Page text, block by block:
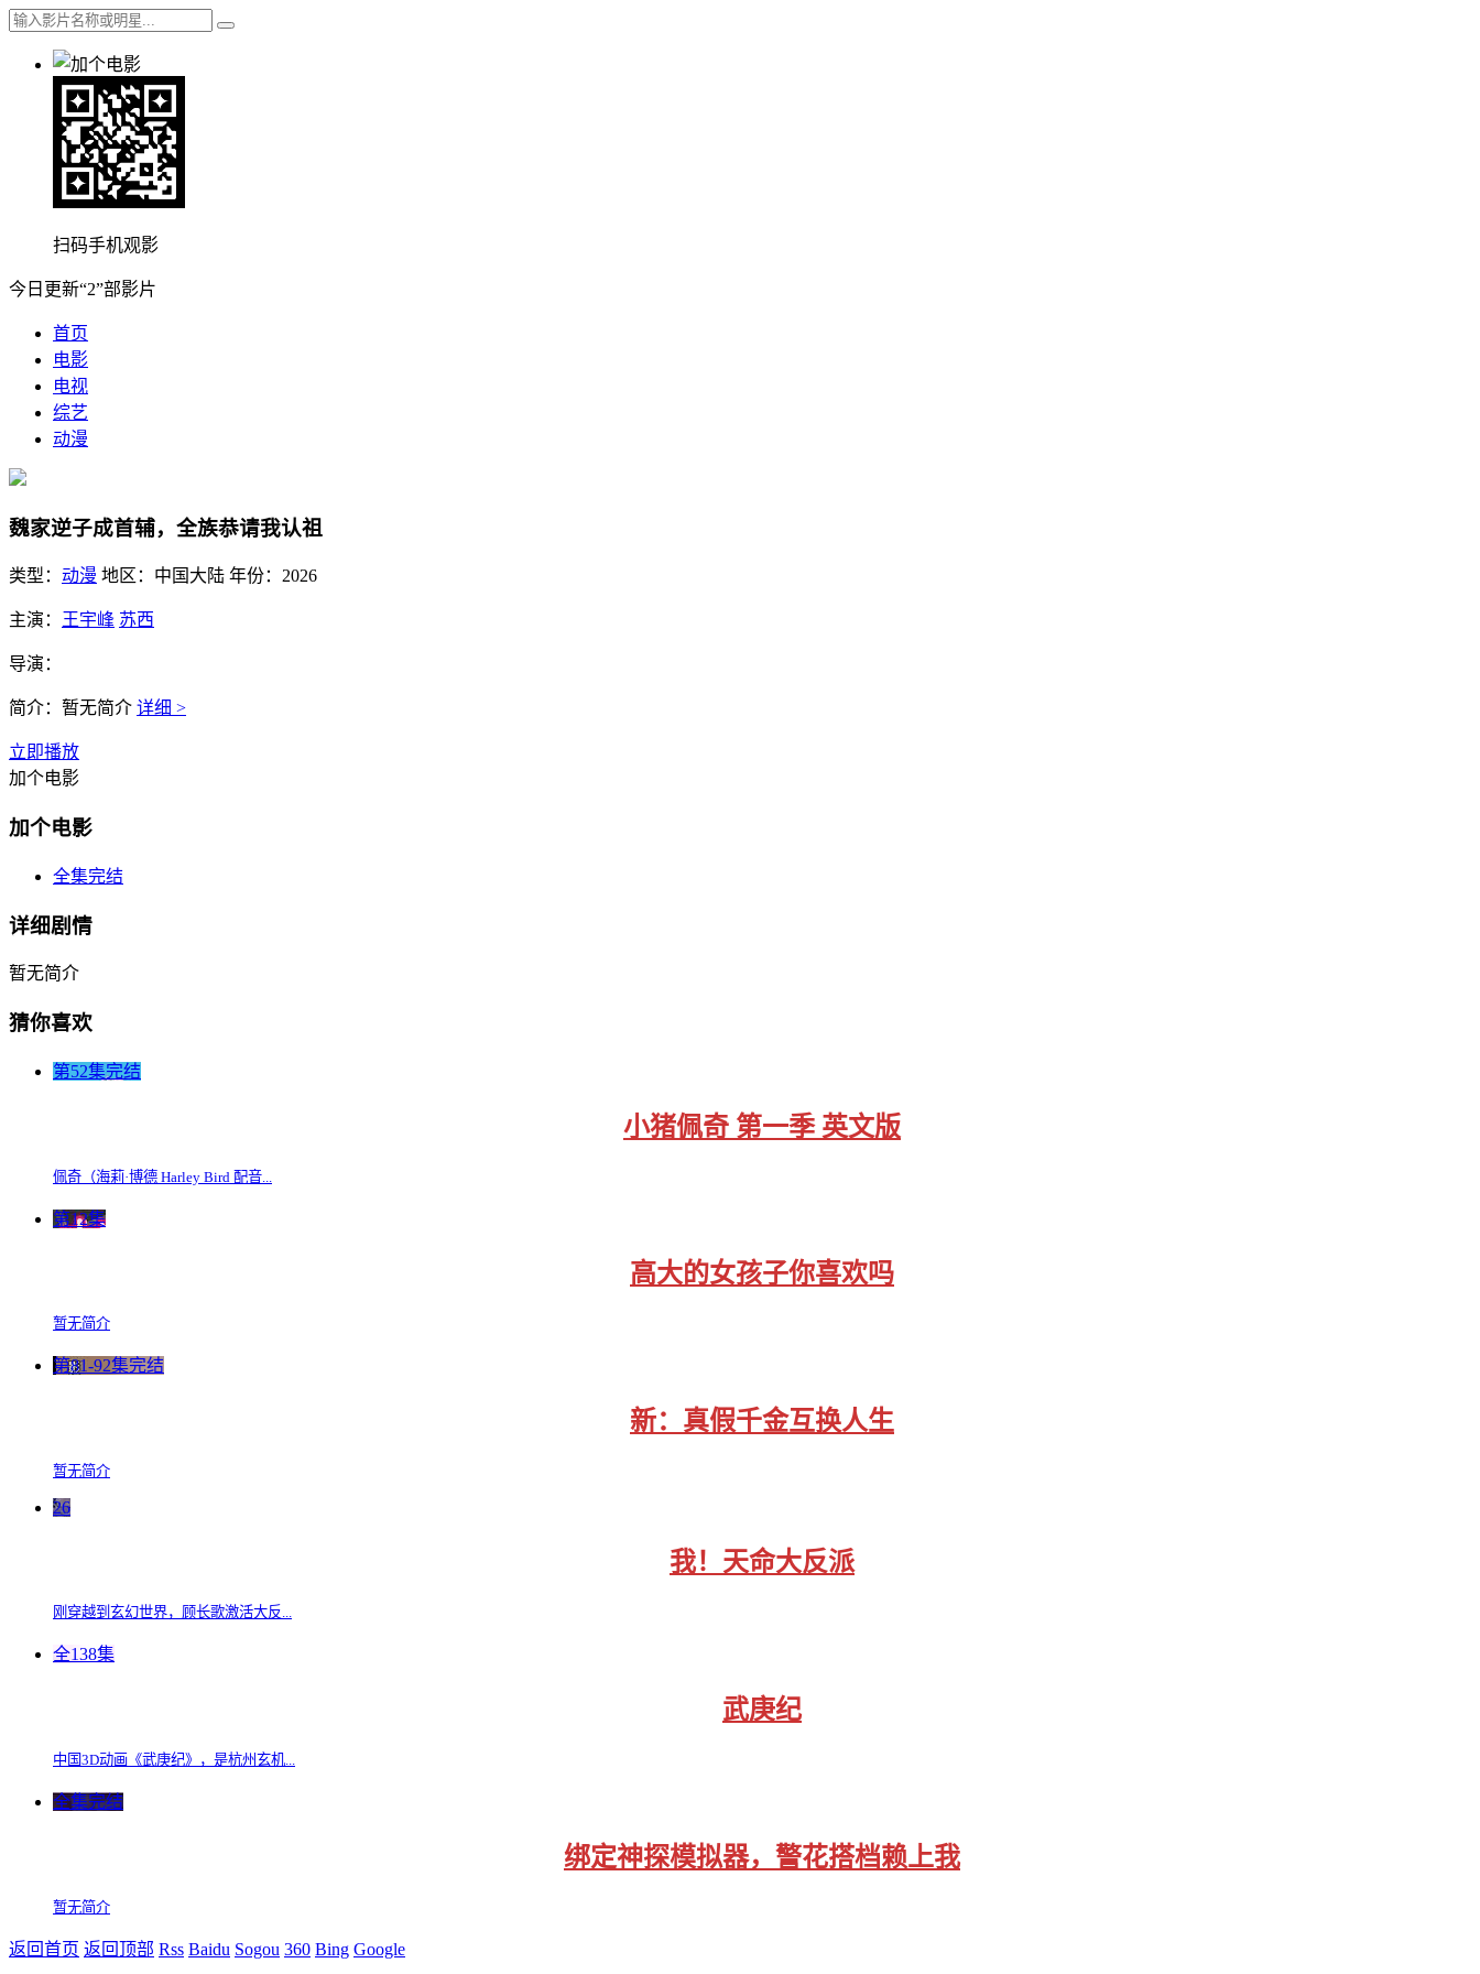
扫码手机观影
今日更新“2”部影片
首页
电影
电视
综艺
动漫
魏家逆子成首辅，全族恭请我认祖
类型： 动漫 地区： 中国大陆 年份： 2026
主演： 王宇峰 苏西
导演：
简介： 暂无简介 详细 >
立即播放
加个电影
加个电影
全集完结
详细剧情
暂无简介
猜你喜欢
第52集完结
小猪佩奇 第一季 英文版
佩奇（海莉·博德 Harley Bird 配音...
第12集
高大的女孩子你喜欢吗
暂无简介
第81-92集完结
新：真假千金互换人生
暂无简介
26
我！天命大反派
刚穿越到玄幻世界，顾长歌激活大反...
全138集
武庚纪
中国3D动画《武庚纪》，是杭州玄机...
全集完结
绑定神探模拟器，警花搭档赖上我
暂无简介
返回首页 返回顶部 Rss Baidu Sogou 360 Bing Google